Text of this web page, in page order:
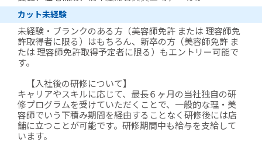
カット未経験
未経験・ブランクのある方（美容師免許 または 理容師免
許取得者に限る）はもちろん、新卒の方（美容師免許 ま
たは 理容師免許取得予定者に限る）もエントリー可能で
す。
【入社後の研修について】
キャリアやスキルに応じて、最長６ヶ月の当社独自の研
修プログラムを受けていただくことで、一般的な理・美
容師でいう下積み期間を経由することなく研修後には店
舗に立つことが可能です。研修期間中も給与を支給して
います。